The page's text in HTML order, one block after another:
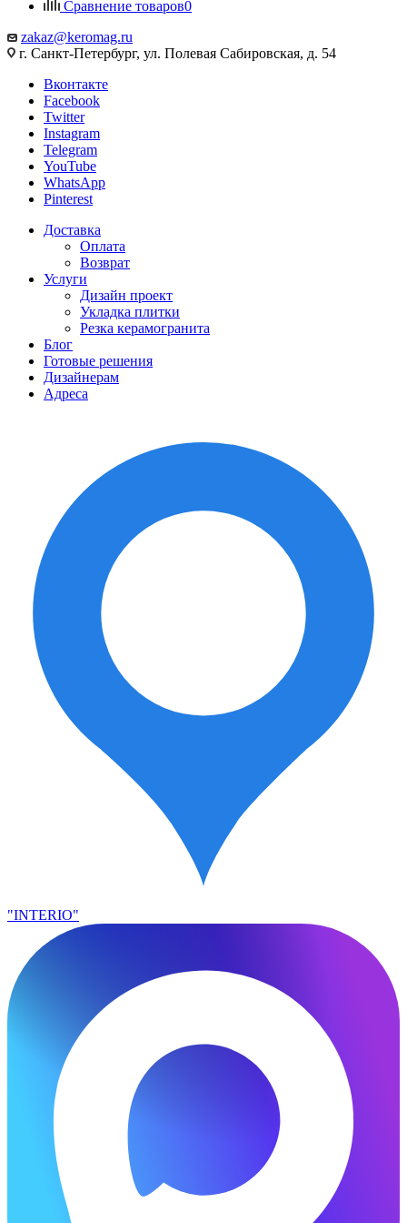
Сравнение товаров0
zakaz@keromag.ru
г. Санкт-Петербург, ул. Полевая Сабировская, д. 54
Вконтакте
Facebook
Twitter
Instagram
Telegram
YouTube
WhatsApp
Pinterest
Доставка
Оплата
Возврат
Услуги
Дизайн проект
Укладка плитки
Резка керамогранита
Блог
Готовые решения
Дизайнерам
Адреса
"INTERIO"